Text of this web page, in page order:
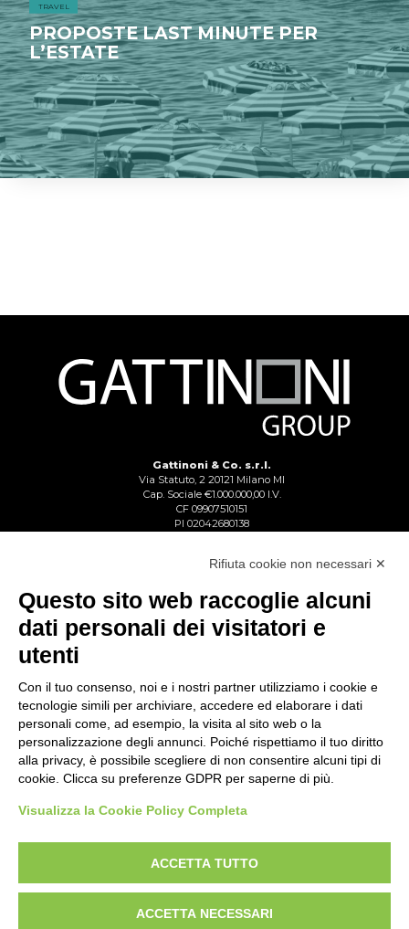
TRAVEL
PROPOSTE LAST MINUTE PER
L’ESTATE
Gattinoni & Co. s.r.l.
Via Statuto, 2 20121 Milano MI
Cap. Sociale €1.000.000,00 I.V.
CF 09907510151
PI 02042680138
Copyright © Gattinoni & Co. s.r.l. All rights reserved
Linee Guida Whistleblowing
Policy Anticorruzione
Rifiuta cookie non necessari ✕
Questo sito web raccoglie alcuni
dati personali dei visitatori e
utenti
Con il tuo consenso, noi e i nostri partner utilizziamo i cookie e
tecnologie simili per archiviare, accedere ed elaborare i dati
personali come, ad esempio, la visita al sito web o la
personalizzazione degli annunci. Poiché rispettiamo il tuo diritto
alla privacy, è possibile scegliere di non consentire alcuni tipi di
cookie. Clicca su preferenze GDPR per saperne di più.
Visualizza la Cookie Policy Completa
ACCETTA TUTTO
ACCETTA NECESSARI